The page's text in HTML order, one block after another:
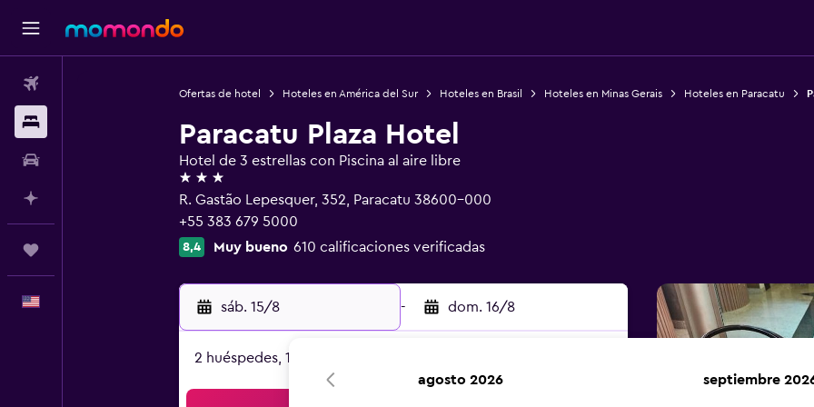
Ofertas de hotel Hoteles en América del Sur Hoteles en Brasil Hoteles en Minas Gerais Hoteles en Paracatu
Paracatu Plaza Hotel
Hotel de 3 estrellas con Piscina al aire libre
3 estrellas
R. Gastão Lepesquer, 352, Paracatu 38600-000
+55 383 679 5000
8,4 Muy bueno 610 calificaciones verificadas
sáb. 15/8 - dom. 16/8
2 huéspedes, 1 habitación
agosto 2026 septiembre